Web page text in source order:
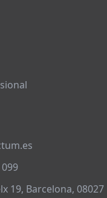
19, Barcelona, 08027